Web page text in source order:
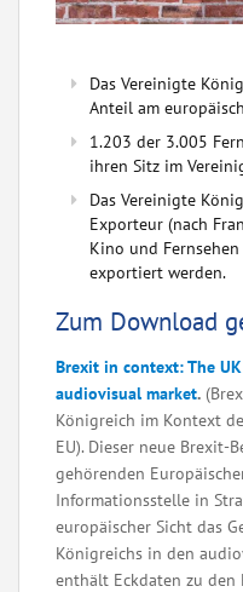
Das Vereinigte
Anteil am
1.203 der 3.005
ihren Sitz im
Das Vereinigte
Exporteur (nach
Kino und
exportiert werden.
Zum Download
Brexit in context: The
audiovisual market.
Königreich im Kontext
EU). Dieser neue Brexit-
gehörenden
Informationsstelle in
europäischer Sicht das
Königreichs in den
enthält Eckdaten zu